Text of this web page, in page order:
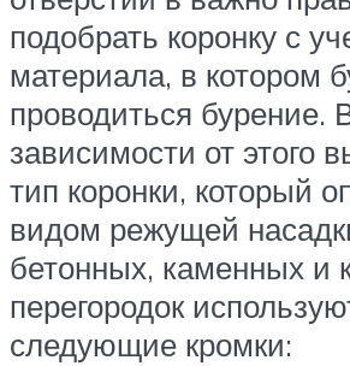
подобрать коронку с
материала, в котором
проводиться бурение.
зависимости от этого
тип коронки, который
видом режущей
бетонных, каменных и
перегородок
следующие кромки: